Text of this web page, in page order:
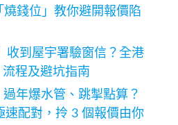
錢位」教你避開報價陷
收到屋宇署驗窗信？全港
程及避坑指南
年爆水管、跳掣點算？
速配對，拎 3 個報價由你